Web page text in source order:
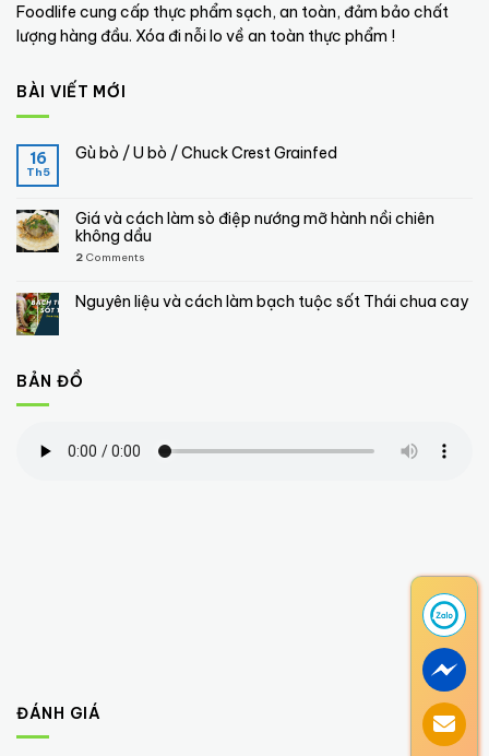
Foodlife cung cấp thực phẩm sạch, an toàn, đảm bảo chất
lượng hàng đầu. Xóa đi nỗi lo về an toàn thực phẩm !
BÀI VIẾT MỚI
16
Th5
Gù bò / U bò / Chuck Crest Grainfed
Giá và cách làm sò điệp nướng mỡ hành nồi chiên
không dầu
2 Comments
Nguyên liệu và cách làm bạch tuộc sốt Thái chua cay
BẢN ĐỒ
ĐÁNH GIÁ